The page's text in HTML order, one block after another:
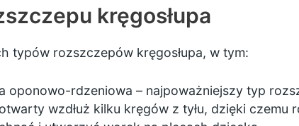
kręgosłupa
typów rozszczepów kręgosłupa, w tym:
oponowo-rdzeniowa – najpoważniejszy typ
wzdłuż kilku kręgów z tyłu, dzięki